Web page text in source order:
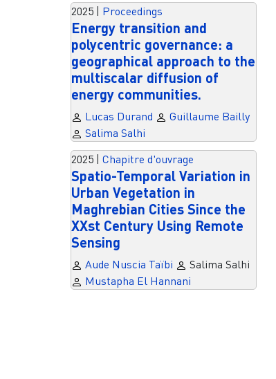
2025 | Proceedings
Energy transition and
polycentric governance: a
geographical approach to the
multiscalar diffusion of
energy communities.
Lucas Durand
Guillaume Bailly
Salima Salhi
2025 | Chapitre d'ouvrage
Spatio-Temporal Variation in
Urban Vegetation in
Maghrebian Cities Since the
XXst Century Using Remote
Sensing
Aude Nuscia Taïbi
Salima Salhi
Mustapha El Hannani